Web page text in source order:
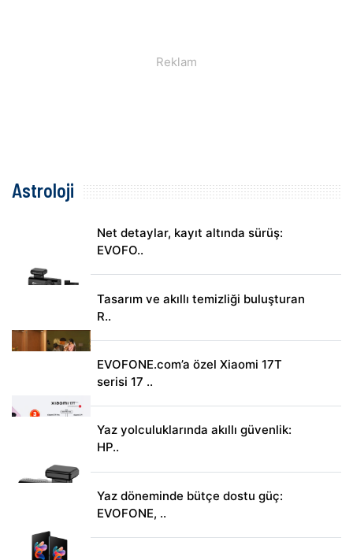
Astroloji
Net detaylar, kayıt altında sürüş:
EVOFO..
Tasarım ve akıllı temizliği buluşturan
R..
EVOFONE.com’a özel Xiaomi 17T
serisi 17 ..
Yaz yolculuklarında akıllı güvenlik:
HP..
Yaz döneminde bütçe dostu güç:
EVOFONE, ..